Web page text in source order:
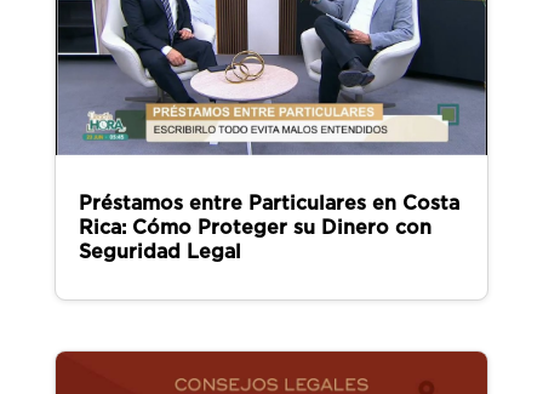
Préstamos entre Particulares en Costa
Rica: Cómo Proteger su Dinero con
Seguridad Legal